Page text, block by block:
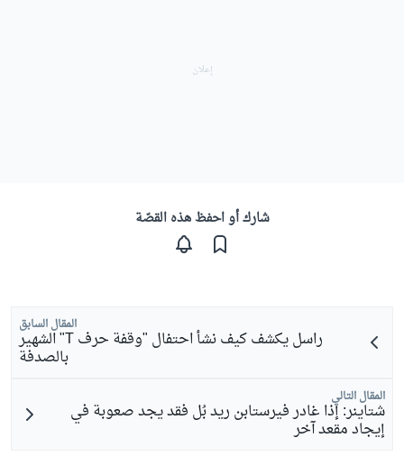
شارك أو احفظ هذه القصّة
المقال السابق
راسل يكشف كيف نشأ احتفال "وقفة حرف T" الشهير
بالصدفة
المقال التالي
شتاينر: إذا غادر فيرستابن ريد بُل فقد يجد صعوبة في
إيجاد مقعد آخر